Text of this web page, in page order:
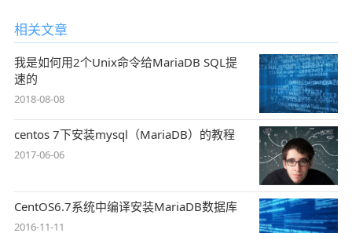
相关文章
我是如何用2个Unix命令给MariaDB SQL提
速的
2018-08-08
centos 7下安装mysql（MariaDB）的教程
2017-06-06
CentOS6.7系统中编译安装MariaDB数据库
2016-11-11